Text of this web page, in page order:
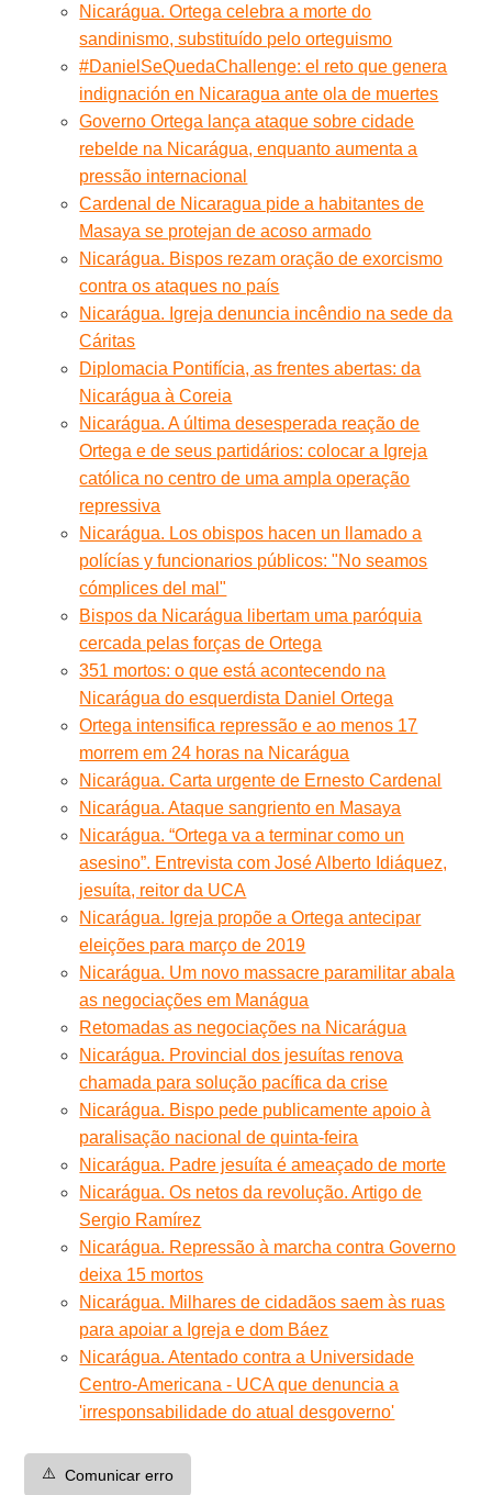
Nicarágua. Ortega celebra a morte do
sandinismo, substituído pelo orteguismo
#DanielSeQuedaChallenge: el reto que genera
indignación en Nicaragua ante ola de muertes
Governo Ortega lança ataque sobre cidade
rebelde na Nicarágua, enquanto aumenta a
pressão internacional
Cardenal de Nicaragua pide a habitantes de
Masaya se protejan de acoso armado
Nicarágua. Bispos rezam oração de exorcismo
contra os ataques no país
Nicarágua. Igreja denuncia incêndio na sede da
Cáritas
Diplomacia Pontifícia, as frentes abertas: da
Nicarágua à Coreia
Nicarágua. A última desesperada reação de
Ortega e de seus partidários: colocar a Igreja
católica no centro de uma ampla operação
repressiva
Nicarágua. Los obispos hacen un llamado a
polícías y funcionarios públicos: "No seamos
cómplices del mal"
Bispos da Nicarágua libertam uma paróquia
cercada pelas forças de Ortega
351 mortos: o que está acontecendo na
Nicarágua do esquerdista Daniel Ortega
Ortega intensifica repressão e ao menos 17
morrem em 24 horas na Nicarágua
Nicarágua. Carta urgente de Ernesto Cardenal
Nicarágua. Ataque sangriento en Masaya
Nicarágua. “Ortega va a terminar como un
asesino”. Entrevista com José Alberto Idiáquez,
jesuíta, reitor da UCA
Nicarágua. Igreja propõe a Ortega antecipar
eleições para março de 2019
Nicarágua. Um novo massacre paramilitar abala
as negociações em Manágua
Retomadas as negociações na Nicarágua
Nicarágua. Provincial dos jesuítas renova
chamada para solução pacífica da crise
Nicarágua. Bispo pede publicamente apoio à
paralisação nacional de quinta-feira
Nicarágua. Padre jesuíta é ameaçado de morte
Nicarágua. Os netos da revolução. Artigo de
Sergio Ramírez
Nicarágua. Repressão à marcha contra Governo
deixa 15 mortos
Nicarágua. Milhares de cidadãos saem às ruas
para apoiar a Igreja e dom Báez
Nicarágua. Atentado contra a Universidade
Centro-Americana - UCA que denuncia a
'irresponsabilidade do atual desgoverno'
⚠️ Comunicar erro